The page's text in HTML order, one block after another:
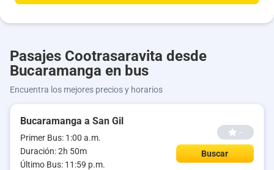
Pasajes Cootrasaravita desde
Bucaramanga en bus
Encuentra los mejores precios y horarios
Bucaramanga a San Gil
Primer Bus: 1:00 a.m.
Duración: 2h 50m
Último Bus: 11:59 p.m.
--
Buscar